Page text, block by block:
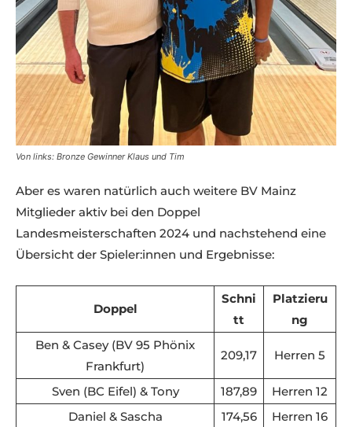
Von links: Bronze Gewinner Klaus und Tim
Aber es waren natürlich auch weitere BV Mainz
Mitglieder aktiv bei den Doppel
Landesmeisterschaften 2024 und nachstehend eine
Übersicht der Spieler:innen und Ergebnisse:
Doppel
Schni
tt
Platzieru
ng
Ben & Casey (BV 95 Phönix
Frankfurt)
209,17 Herren 5
Sven (BC Eifel) & Tony 187,89
Herren 12
Daniel & Sascha
174,56 Herren 16